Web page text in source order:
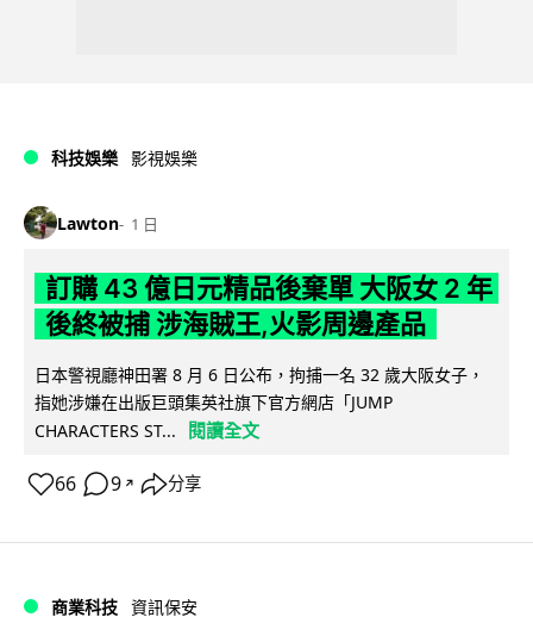
科技娛樂 影視娛樂
Lawton 1 日
訂購 43 億日元精品後棄單 大阪女 2 年
後終被捕 涉海賊王,火影周邊產品
日本警視廳神田署 8 月 6 日公布，拘捕一名 32 歲大阪女子，
指她涉嫌在出版巨頭集英社旗下官方網店「JUMP
CHARACTERS ST...
閱讀全文
66 9 ↗ 分享
商業科技 資訊保安